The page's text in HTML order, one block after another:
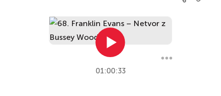
01:00:33